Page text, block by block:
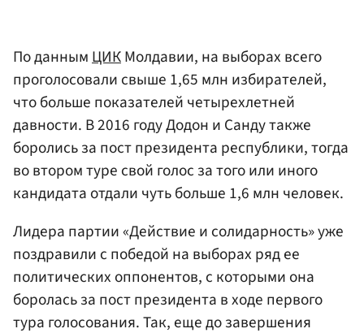
По даннымЦИКМолдавии, на выборах всего
проголосовали свыше 1,65 млн избирателей,
что больше показателей четырехлетней
давности. В 2016 году Додон и Санду также
боролись за пост президента республики, тогда
во втором туре свой голос за того или иного
кандидата отдали чуть больше 1,6 млн человек.
Лидера партии «Действие и солидарность» уже
поздравили с победой на выборах ряд ее
политических оппонентов, с которыми она
боролась за пост президента в ходе первого
тура голосования. Так, еще до завершения